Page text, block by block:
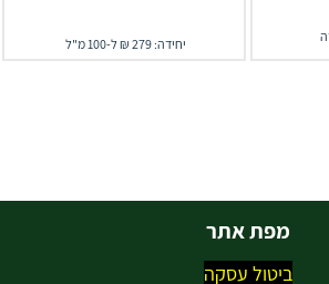
יחידה: 279 ₪ ל-100 מ"ל
מפת אתר
ביטול עסקה